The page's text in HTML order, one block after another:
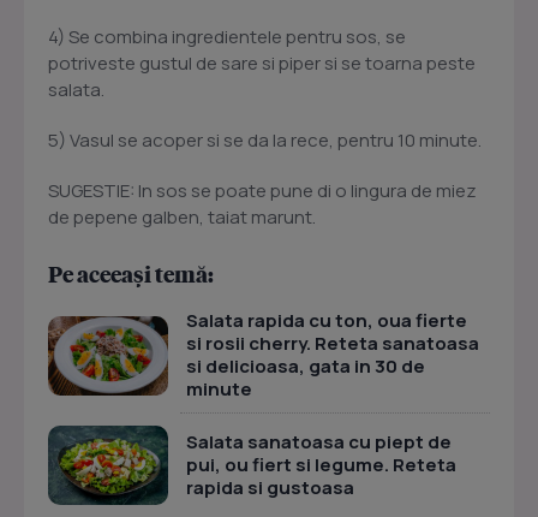
4) Se combina ingredientele pentru sos, se
potriveste gustul de sare si piper si se toarna peste
salata.
5) Vasul se acoper si se da la rece, pentru 10 minute.
SUGESTIE: In sos se poate pune di o lingura de miez
de pepene galben, taiat marunt.
Pe aceeași temă:
Salata rapida cu ton, oua fierte
si rosii cherry. Reteta sanatoasa
si delicioasa, gata in 30 de
minute
Salata sanatoasa cu piept de
pui, ou fiert si legume. Reteta
rapida si gustoasa